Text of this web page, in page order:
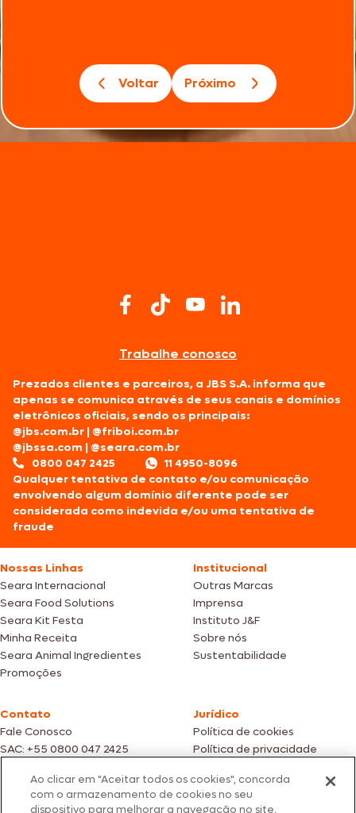
Voltar Próximo
Trabalhe conosco
Prezados clientes e parceiros, a JBS S.A. informa que
apenas se comunica através de seus canais e domínios
eletrônicos oficiais, sendo os principais:
@jbs.com.br |@friboi.com.br
@jbssa.com |@seara.com.br
0800 047 2425
11 4950-8096
Qualquer tentativa de contato e/ou comunicação
envolvendo algum domínio diferente pode ser
considerada como indevida e/ou uma tentativa de
fraude
Nossas Linhas
Seara Internacional
Seara Food Solutions
Seara Kit Festa
Minha Receita
Seara Animal Ingredientes
Promoções
Institucional
Outras Marcas
Imprensa
Instituto J&F
Sobre nós
Sustentabilidade
Contato
Fale Conosco
SAC: +55 0800 047 2425
Jurídico
Política de cookies
Política de privacidade
Fotos meramente ilustrativas | Ofertas válidas enquanto durarem os
estoques dos nossos parceiros | Vendas sujeitas a análise e confirmação
Ao clicar em "Aceitar todos os cookies", concorda
com o armazenamento de cookies no seu
dispositivo para melhorar a navegação no site,